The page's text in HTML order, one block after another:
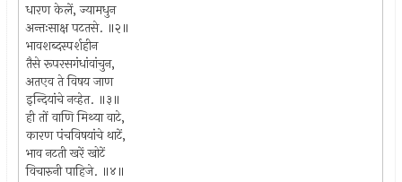
धारण केलें, ज्यामधुन
अन्तःसाक्ष पटतसे. ॥२॥
भावशब्दस्पर्शहीन
तैसे रूपरसगंधांवांचुन,
अतएव ते विषय जाण
इन्दियांचे नव्हेत. ॥३॥
ही तों वाणि मिथ्या वाटे,
कारण पंचविषयांचे थाटें,
भाव नटती खरें खोटें
विचारुनी पाहिजे. ॥४॥